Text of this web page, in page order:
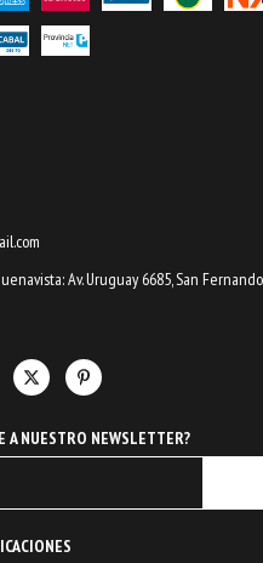
Av. Uruguay 6685, San
A NUESTRO NEWSLETTER?